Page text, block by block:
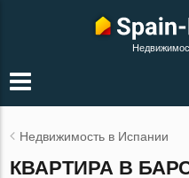
Недвижимость в Испании
КВАРТИРА В